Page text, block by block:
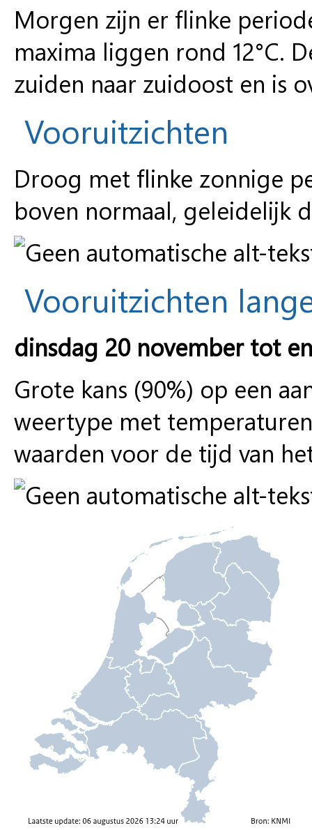
Morgen zijn er flinke
maxima liggen rond 12°C.
zuiden naar zuidoost en is
Vooruitzichten
Droog met flinke zonnige
boven normaal, geleidelijk
Vooruitzichten
dinsdag 20 november tot
Grote kans (90%) op een
weertype met
waarden voor de tijd van